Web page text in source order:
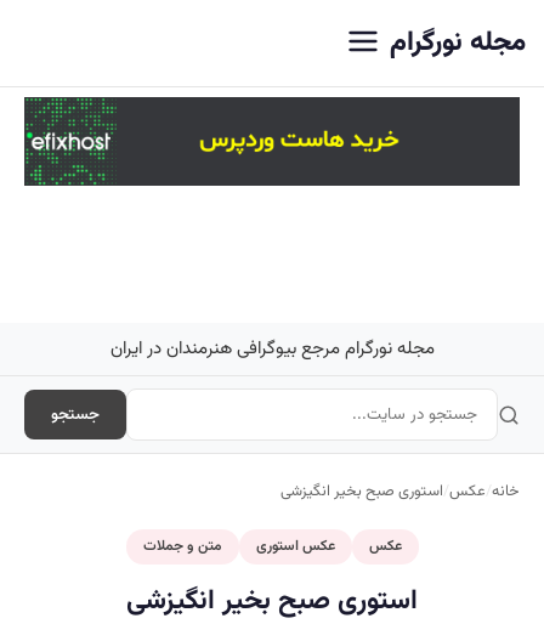
مجله نورگرام
مجله نورگرام مرجع بیوگرافی هنرمندان در ایران
جستجو
خانه/عکس/استوری صبح بخیر انگیزشی
عکس عکس استوری متن و جملات
استوری صبح بخیر انگیزشی